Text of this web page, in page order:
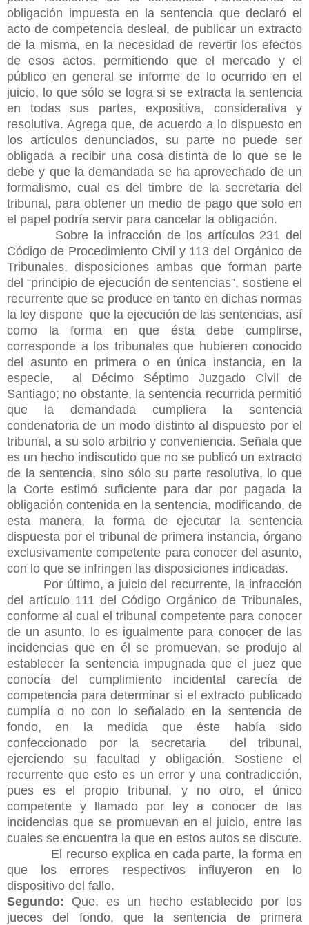
obligación impuesta en la sentencia que declaró el
acto de competencia desleal, de publicar un extracto
de la misma, en la necesidad de revertir los efectos
de esos actos, permitiendo que el mercado y el
público en general se informe de lo ocurrido en el
juicio, lo que sólo se logra si se extracta la sentencia
en todas sus partes, expositiva, considerativa y
resolutiva. Agrega que, de acuerdo a lo dispuesto en
los artículos denunciados, su parte no puede ser
obligada a recibir una cosa distinta de lo que se le
debe y que la demandada se ha aprovechado de un
formalismo, cual es del timbre de la secretaria del
tribunal, para obtener un medio de pago que solo en
el papel podría servir para cancelar la obligación.
Sobre la infracción de los artículos 231 del
Código de Procedimiento Civil y 113 del Orgánico de
Tribunales, disposiciones ambas que forman parte
del “principio de ejecución de sentencias”, sostiene el
recurrente que se produce en tanto en dichas normas
la ley dispone que la ejecución de las sentencias, así
como la forma en que ésta debe cumplirse,
corresponde a los tribunales que hubieren conocido
del asunto en primera o en única instancia, en la
especie, al Décimo Séptimo Juzgado Civil de
Santiago; no obstante, la sentencia recurrida permitió
que la demandada cumpliera la sentencia
condenatoria de un modo distinto al dispuesto por el
tribunal, a su solo arbitrio y conveniencia. Señala que
es un hecho indiscutido que no se publicó un extracto
de la sentencia, sino sólo su parte resolutiva, lo que
la Corte estimó suficiente para dar por pagada la
obligación contenida en la sentencia, modificando, de
esta manera, la forma de ejecutar la sentencia
dispuesta por el tribunal de primera instancia, órgano
exclusivamente competente para conocer del asunto,
con lo que se infringen las disposiciones indicadas.
Por último, a juicio del recurrente, la infracción
del artículo 111 del Código Orgánico de Tribunales,
conforme al cual el tribunal competente para conocer
de un asunto, lo es igualmente para conocer de las
incidencias que en él se promuevan, se produjo al
establecer la sentencia impugnada que el juez que
conocía del cumplimiento incidental carecía de
competencia para determinar si el extracto publicado
cumplía o no con lo señalado en la sentencia de
fondo, en la medida que éste había sido
confeccionado por la secretaria del tribunal,
ejerciendo su facultad y obligación. Sostiene el
recurrente que esto es un error y una contradicción,
pues es el propio tribunal, y no otro, el único
competente y llamado por ley a conocer de las
incidencias que se promuevan en el juicio, entre las
cuales se encuentra la que en estos autos se discute.
El recurso explica en cada parte, la forma en
que los errores respectivos influyeron en lo
dispositivo del fallo.
Segundo: Que, es un hecho establecido por los
jueces del fondo, que la sentencia de primera